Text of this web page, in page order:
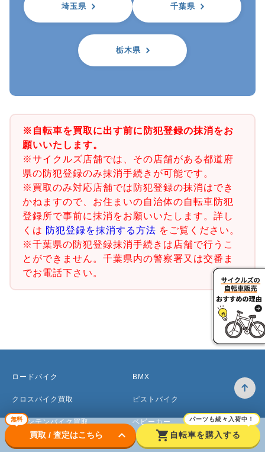
埼玉県 千葉県
栃木県
※自転車を買取に出す前に防犯登録の抹消をお
願いいたします。
※サイクルズ店舗では、その店舗がある都道府
県の防犯登録のみ抹消手続きが可能です。
※買取のみ対応店舗では防犯登録の抹消はでき
かねますので、お住まいの自治体の自転車防犯
登録所で事前に抹消をお願いいたします。詳し
くは 防犯登録を抹消する方法 をご覧ください。
※千葉県の防犯登録抹消手続きは店舗で行うこ
とができません。千葉県内の警察署又は交番ま
でお電話下さい。
無料
買取 / 査定はこちら keyboard_arrow_down shopping_cart
パーツも続々入荷中！
自転車を購入する
ロードバイク
クロスバイク買取
マウンテンバイク買取
BMX
ピストバイク
ベビーカー